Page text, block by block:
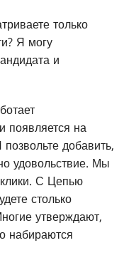
только
Я могу
и
появляется на
добавить,
удовольствие. Мы
С Цепью
столько
утверждают,
набираются